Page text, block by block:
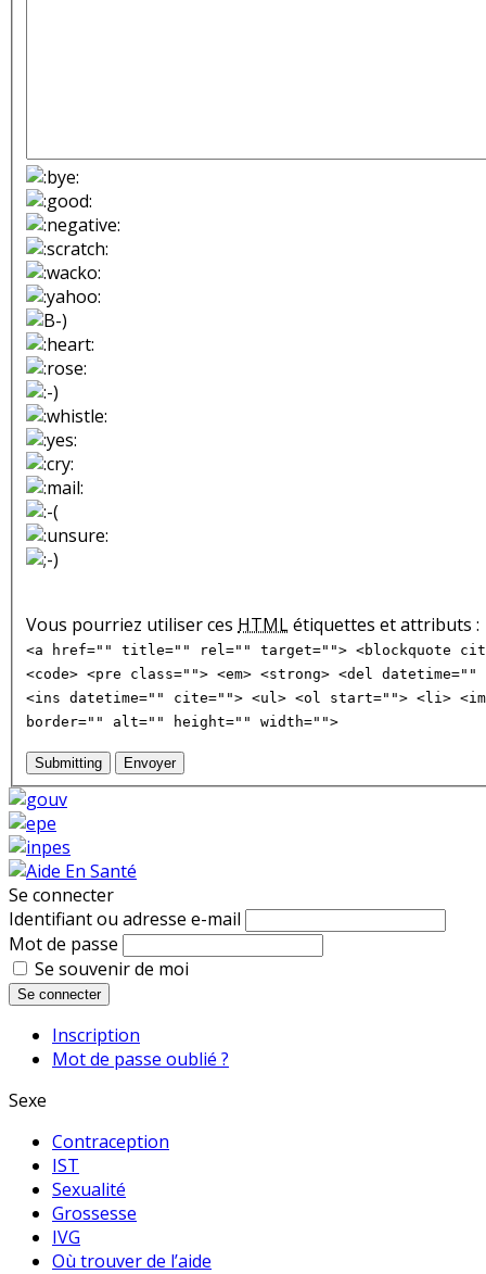
Vous pourriez utiliser ces HTMLétiquettes et attributs :
<a href="" title="" rel="" target=""> <blockquote
<code> <pre class=""> <em> <strong> <del
<ins datetime="" cite=""> <ul> <ol start=""> <li>
border="" alt="" height="" width="">
Submitting Envoyer
Se connecter
Identifiant ou adresse e-mail
Mot de passe
Se souvenir de moi
Se connecter
Inscription
Mot de passe oublié ?
Sexe
Contraception
IST
Sexualité
Grossesse
IVG
Où trouver de l’aide